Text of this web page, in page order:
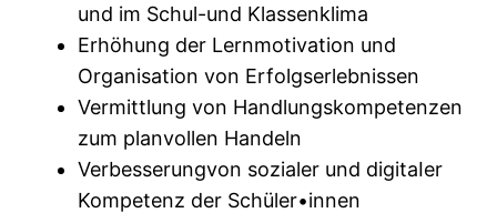
und im Schul-und Klassenklima
Erhöhung der Lernmotivation und
Organisation von Erfolgserlebnissen
Vermittlung von Handlungskompetenzen
zum planvollen Handeln
Verbesserungvon sozialer und digitaIer
Kompetenz der Schüler•innen